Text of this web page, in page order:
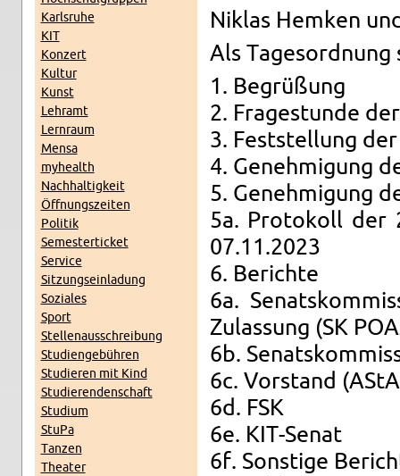
Karls­ru­he
KIT
Kon­zert
Kul­tur
Kunst
Lehr­amt
Lern­raum
Mensa
myhe­alth
Nach­hal­tig­keit
Öff­nungs­zei­ten
Po­li­tik
Se­mes­ter­ti­cket
Ser­vice
Sit­zungs­ein­la­dung
So­zia­les
Sport
Stel­len­aus­schrei­bung
Stu­di­en­ge­büh­ren
Stu­die­ren mit Kind
Stu­die­ren­den­schaft
Stu­di­um
StuPa
Tan­zen
Thea­ter
Ni­k­las Hem­ken
Als Ta­ges­ord­nung
1. Be­grü­ßung
2. Fra­ge­stun­de
3. Fest­stel­lung
4. Ge­neh­mi­gung
5. Ge­neh­mi­gung
5a. Pro­to­koll der
07.11.2023
6. Be­rich­te
6a.
Zu­las­sung (SK
6b.
6c. Vor­stand
6d. FSK
6e. KIT-Se­nat
6f. Sons­ti­ge